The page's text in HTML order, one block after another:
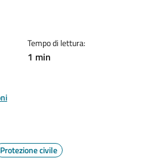
Tempo di lettura:
1 min
Protezione civile